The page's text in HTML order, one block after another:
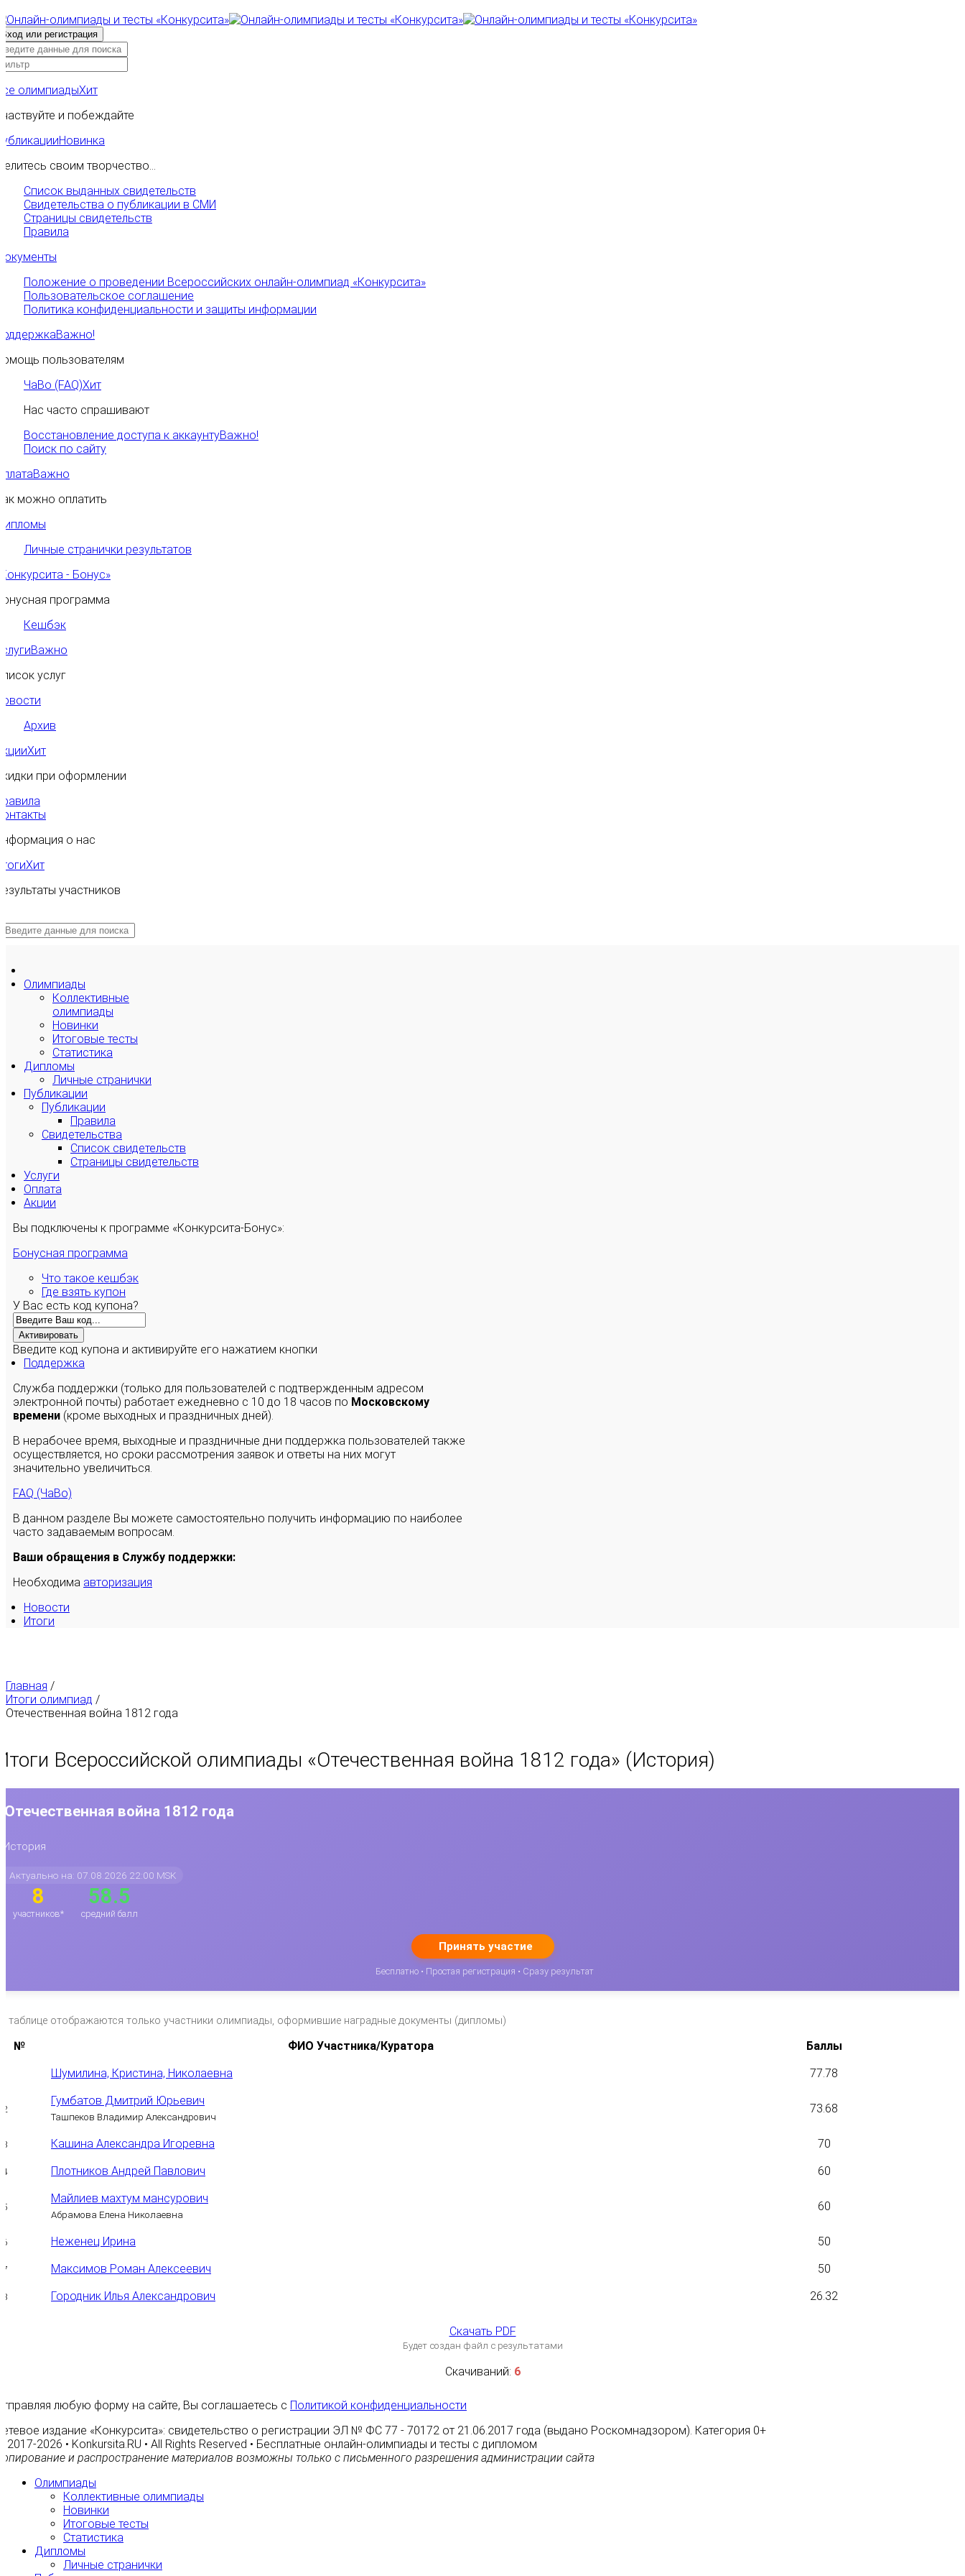
олимпиадыХит
и побеждайте
Новинка
своим творчество...
Список выданных свидетельств
Свидетельства о публикации в СМИ
Страницы свидетельств
Правила
Положение о проведении Всероссийских онлайн-олимпиад «Конкурсита»
Пользовательское соглашение
Политика конфиденциальности и защиты информации
Важно!
пользователям
ЧаВо (FAQ)Хит
Нас часто спрашивают
Восстановление доступа к аккаунтуВажно!
Поиск по сайту
Важно
можно оплатить
Личные странички результатов
- Бонус»
программа
Кешбэк
Важно
услуг
Архив
Хит
при оформлении
о нас
Хит
участников
Олимпиады
Коллективные
олимпиады
Новинки
Итоговые тесты
Статистика
Дипломы
Личные странички
Публикации
Публикации
Правила
Свидетельства
Список свидетельств
Страницы свидетельств
Услуги
Оплата
Акции
Вы подключены к программе «Конкурсита-Бонус»:
Бонусная программа
Что такое кешбэк
Где взять купон
У Вас есть код купона?
Активировать
Введите код купона и активируйте его нажатием кнопки
Поддержка
Служба поддержки (только для пользователей с подтвержденным адресом
электронной почты) работает ежедневно с 10 до 18 часов по Московскому
времени (кроме выходных и праздничных дней).
В нерабочее время, выходные и праздничные дни поддержка пользователей также
осуществляется, но сроки рассмотрения заявок и ответы на них могут
значительно увеличиться.
FAQ (ЧаВо)
В данном разделе Вы можете самостоятельно получить информацию по наиболее
часто задаваемым вопросам.
Ваши обращения в Службу поддержки:
Необходима авторизация
Новости
Итоги
Главная /
Итоги олимпиад /
Отечественная война 1812 года
Всероссийской олимпиады «Отечественная война 1812 года» (История)
Отечественная война 1812 года
История
Актуально на: 07.08.2026 22:00 MSK
8
участников*
58.5
средний балл
Принять участие
Бесплатно • Простая регистрация • Сразу результат
таблице отображаются только участники олимпиады, оформившие наградные документы (дипломы)
№ ФИО Участника/Куратора Баллы
Шумилина, Кристина, Николаевна 77.78
2
Гумбатов Дмитрий Юрьевич
Ташпеков Владимир Александрович
73.68
3 Кашина Александра Игоревна 70
4 Плотников Андрей Павлович 60
5
Майлиев махтум мансурович
Абрамова Елена Николаевна
60
6 Неженец Ирина 50
7 Максимов Роман Алексеевич 50
8 Городник Илья Александрович 26.32
Скачать PDF
Будет создан файл с результатами
Скачиваний: 6
любую форму на сайте, Вы соглашаетесь с Политикой конфиденциальности
издание «Конкурсита»: свидетельство о регистрации ЭЛ № ФС 77 - 70172 от 21.06.2017 года (выдано Роскомнадзором). Категория 0+
2017-2026 • Konkursita.RU • All Rights Reserved • Бесплатные онлайн-олимпиады и тесты с дипломом
и распространение материалов возможны только с письменного разрешения администрации сайта
Олимпиады
Коллективные олимпиады
Новинки
Итоговые тесты
Статистика
Дипломы
Личные странички